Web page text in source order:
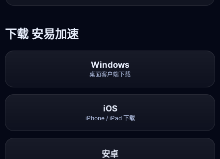
下载 安易加速
Windows
桌面客户端下载
iOS
iPhone / iPad 下载
安卓